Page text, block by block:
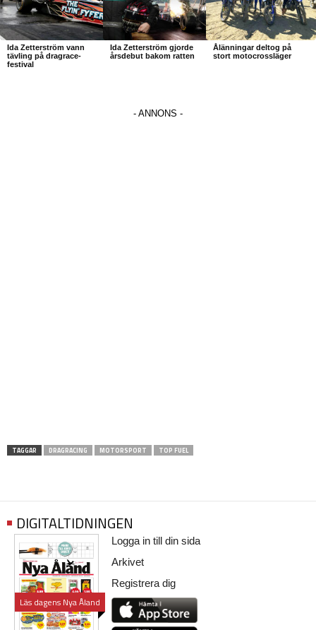
Ida Zetterström vann
tävling på dragrace-
festival
Ida Zetterström gjorde
årsdebut bakom ratten
Ålänningar deltog på
stort motocrossläger
TAGGAR DRAGRACING MOTORSPORT TOP FUEL
DIGITALTIDNINGEN
Läs dagens Nya Åland
Logga in till din sida
Arkivet
Registrera dig